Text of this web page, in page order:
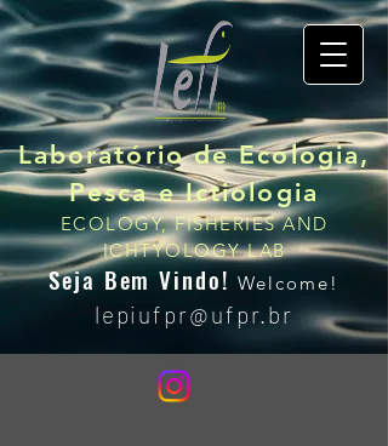
Laboratório de Ecologia,
Pesca e Ictiologia
ECOLOGY, FISHERIES AND
ICHTYOLOGY LAB
Seja Bem Vindo! Welcome!
lepiufpr@ufpr.br